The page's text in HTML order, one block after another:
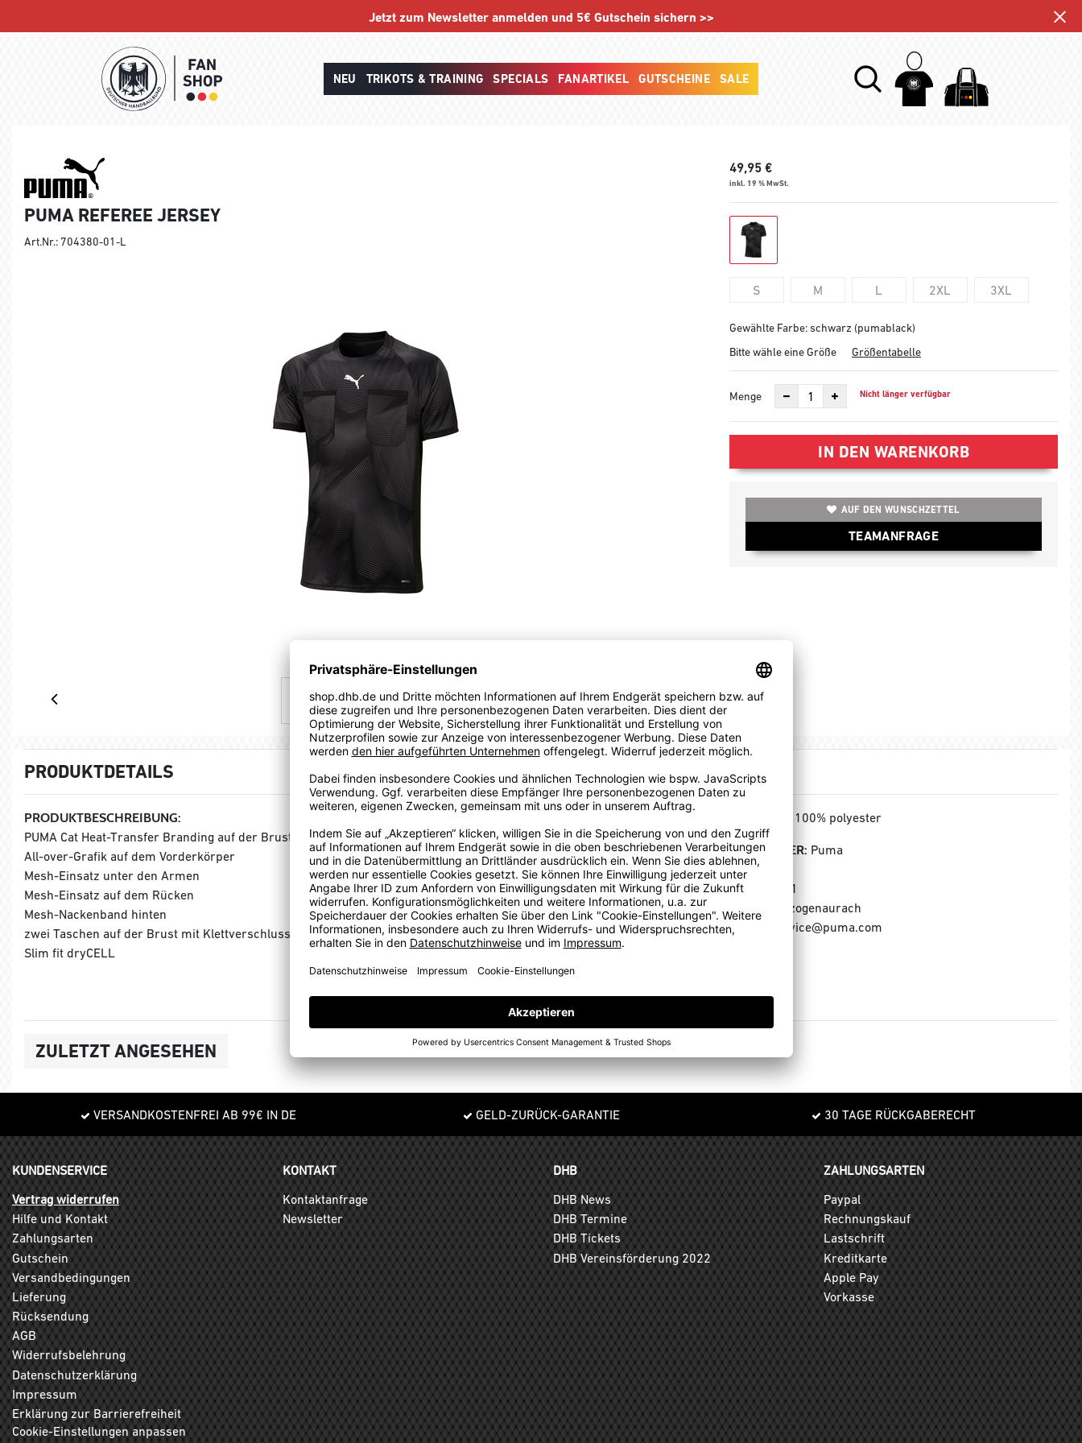
Jetzt zum Newsletter anmelden und 5€ Gutschein sichern >>
NEU TRIKOTS & TRAINING SPECIALS FANARTIKEL GUTSCHEINE SALE
PUMA REFEREE JERSEY
Art.Nr.: 704380-01-L
49,95 €
inkl. 19 % MwSt.
S M L 2XL 3XL
Gewählte Farbe: schwarz (pumablack)
Bitte wähle eine Größe
Größentabelle
Menge Nicht länger verfügbar
IN DEN WARENKORB
AUF DEN WUNSCHZETTEL
TEAMANFRAGE
PRODUKTDETAILS
PRODUKTBESCHREIBUNG:
PUMA Cat Heat-Transfer Branding auf der Brust in der Mitte
All-over-Grafik auf dem Vorderkörper
Mesh-Einsatz unter den Armen
Mesh-Einsatz auf dem Rücken
Mesh-Nackenband hinten
zwei Taschen auf der Brust mit Klettverschlussöffnungen
Slim fit dryCELL
100% polyester
HERSTELLER: Puma
Puma SE
Puma Way 1
91074 Herzogenaurach
E-Mail: service@puma.com
ZULETZT ANGESEHEN
VERSANDKOSTENFREI AB 99€ IN DE GELD-ZURÜCK-GARANTIE 30 TAGE RÜCKGABERECHT
KUNDENSERVICE
Vertrag widerrufen
Hilfe und Kontakt
Zahlungsarten
Gutschein
Versandbedingungen
Lieferung
Rücksendung
AGB
Widerrufsbelehrung
Datenschutzerklärung
Impressum
Erklärung zur Barrierefreiheit
Cookie-Einstellungen anpassen
KONTAKT
Kontaktanfrage
Newsletter
DHB
DHB News
DHB Termine
DHB Tickets
DHB Vereinsförderung 2022
ZAHLUNGSARTEN
Paypal
Rechnungskauf
Lastschrift
Kreditkarte
Apple Pay
Vorkasse